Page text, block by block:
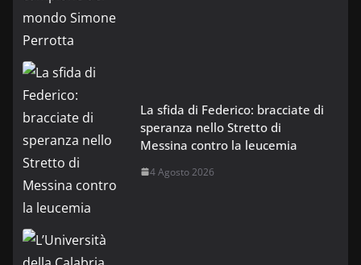
La sfida di Federico: bracciate di
speranza nello Stretto di
Messina contro la leucemia
4 Agosto 2026